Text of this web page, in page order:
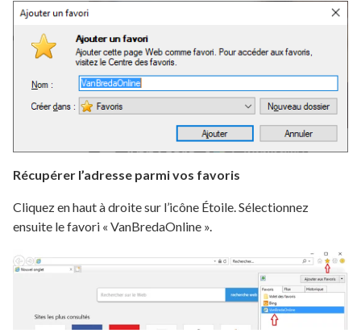
Récupérer l’adresse parmi vos favoris
Cliquez en haut à droite sur l’icône Étoile. Sélectionnez
ensuite le favori « VanBredaOnline ».